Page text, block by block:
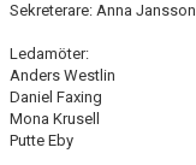
AVGIFTER
FRITIDSKORTET
OM KLUBBEN
Sekreterare: Anna Jansson
Ledamöter:
Anders Westlin
Daniel Faxing
Mona Krusell
Putte Eby